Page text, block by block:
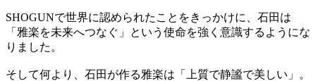
SHOGUNで世界に認められたことをきっかけに、石田は
「雅楽を未来へつなぐ」という使命を強く意識するようにな
りました。
そして何より、石田が作る雅楽は「上質で静謐で美しい」。